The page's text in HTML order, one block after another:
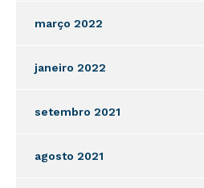
março 2022
janeiro 2022
setembro 2021
agosto 2021